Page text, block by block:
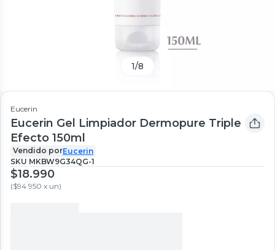
1/8
Eucerin
Eucerin Gel Limpiador Dermopure Triple
Efecto 150ml
Vendido porEucerin
SKU MKBW9G34QG-1
$18.990
($94.950 x un)